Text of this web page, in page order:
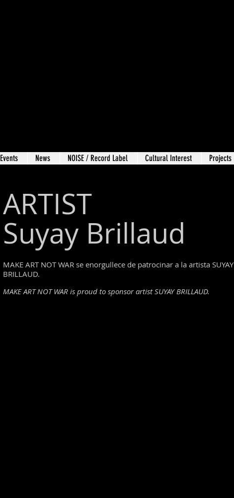
Events News NOISE / Record Label Cultural Interest Projects
ARTIST
Suyay Brillaud
MAKE ART NOT WAR se enorgullece de patrocinar a la artista SUYAY
BRILLAUD.
MAKE ART NOT WAR is proud to sponsor artist SUYAY BRILLAUD.